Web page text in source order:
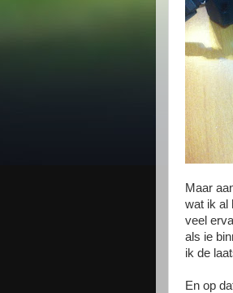
Maar
wat ik al
veel
als ie
ik de
En op